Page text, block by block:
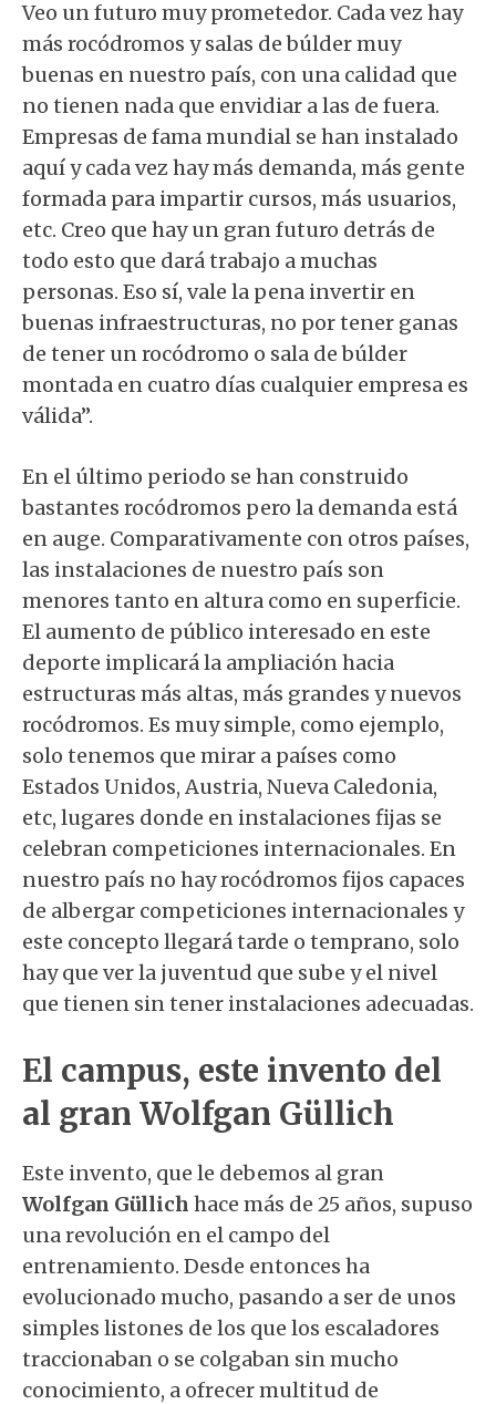
Veo un futuro muy prometedor. Cada vez hay
más rocódromos y salas de búlder muy
buenas en nuestro país, con una calidad que
no tienen nada que envidiar a las de fuera.
Empresas de fama mundial se han instalado
aquí y cada vez hay más demanda, más gente
formada para impartir cursos, más usuarios,
etc. Creo que hay un gran futuro detrás de
todo esto que dará trabajo a muchas
personas. Eso sí, vale la pena invertir en
buenas infraestructuras, no por tener ganas
de tener un rocódromo o sala de búlder
montada en cuatro días cualquier empresa es
válida”.
En el último periodo se han construido
bastantes rocódromos pero la demanda está
en auge. Comparativamente con otros países,
las instalaciones de nuestro país son
menores tanto en altura como en superficie.
El aumento de público interesado en este
deporte implicará la ampliación hacia
estructuras más altas, más grandes y nuevos
rocódromos. Es muy simple, como ejemplo,
solo tenemos que mirar a países como
Estados Unidos, Austria, Nueva Caledonia,
etc, lugares donde en instalaciones fijas se
celebran competiciones internacionales. En
nuestro país no hay rocódromos fijos capaces
de albergar competiciones internacionales y
este concepto llegará tarde o temprano, solo
hay que ver la juventud que sube y el nivel
que tienen sin tener instalaciones adecuadas.
El campus, este invento del
al gran Wolfgan Güllich
Este invento, que le debemos al gran
Wolfgan Güllich hace más de 25 años, supuso
una revolución en el campo del
entrenamiento. Desde entonces ha
evolucionado mucho, pasando a ser de unos
simples listones de los que los escaladores
traccionaban o se colgaban sin mucho
conocimiento, a ofrecer multitud de